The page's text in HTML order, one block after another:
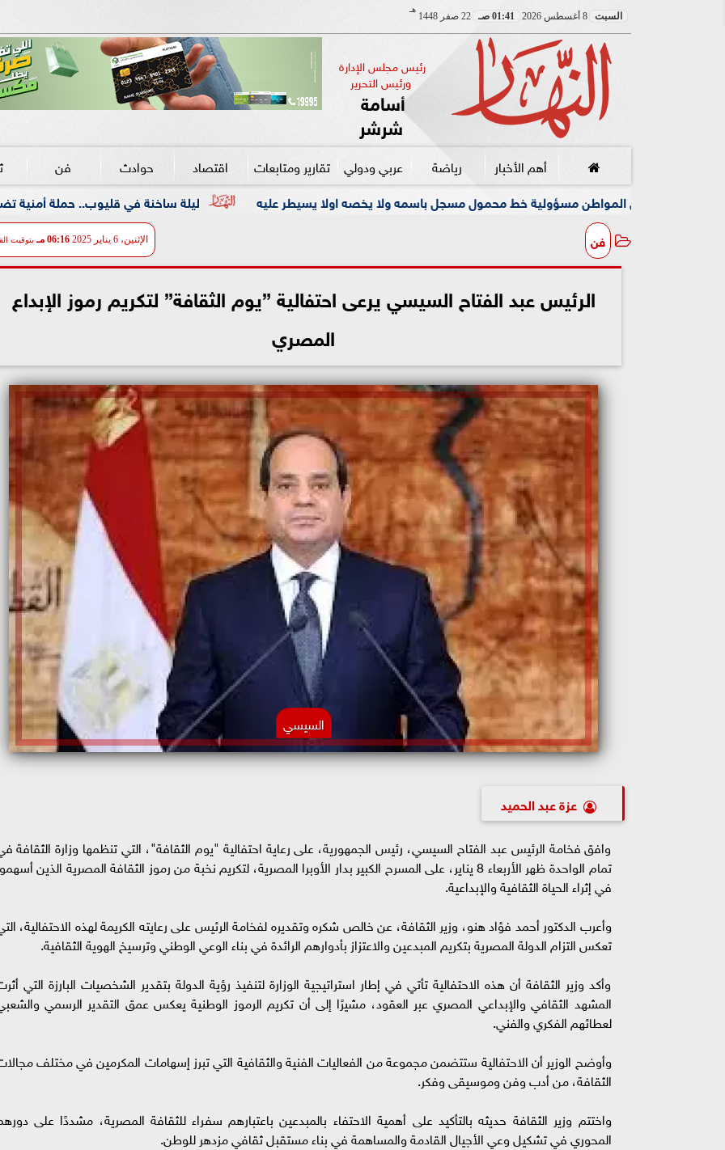
السبت 8 أغسطس 2026 01:41 صـ 22 صفر 1448
هـ
رئيس مجلس الإدارة
ورئيس التحرير
أسامة
شرشر
أهم الأخبار رياضة عربي ودولي تقارير ومتابعات اقتصاد حوادث فن
ليلة ساخنة في قليوب.. حملة أمنية تضرب معاقل الخارجين مسؤولية خط محمول مسجل باسمه ولا يخصه اولا يسيطر عليه
فن الإثنين، 6 يناير 2025 06:16 مـ بتوقيت
الرئيس عبد الفتاح السيسي يرعى احتفالية ”يوم الثقافة” لتكريم رموز الإبداع
المصري
السيسي
عزة عبد الحميد
وافق فخامة الرئيس عبد الفتاح السيسي، رئيس الجمهورية، على رعاية احتفالية "يوم الثقافة"، التي تنظمها وزارة الثقافة
تمام الواحدة ظهر الأربعاء 8 يناير، على المسرح الكبير بدار الأوبرا المصرية، لتكريم نخبة من رموز الثقافة المصرية الذين
في إثراء الحياة الثقافية والإبداعية.
وأعرب الدكتور أحمد فؤاد هنو، وزير الثقافة، عن خالص شكره وتقديره لفخامة الرئيس على رعايته الكريمة لهذه الاحتفالية،
تعكس التزام الدولة المصرية بتكريم المبدعين والاعتزاز بأدوارهم الرائدة في بناء الوعي الوطني وترسيخ الهوية الثقافية.
وأكد وزير الثقافة أن هذه الاحتفالية تأتي في إطار استراتيجية الوزارة لتنفيذ رؤية الدولة بتقدير الشخصيات البارزة التي
المشهد الثقافي والإبداعي المصري عبر العقود، مشيرًا إلى أن تكريم الرموز الوطنية يعكس عمق التقدير الرسمي
لعطائهم الفكري والفني.
وأوضح الوزير أن الاحتفالية ستتضمن مجموعة من الفعاليات الفنية والثقافية التي تبرز إسهامات المكرمين في مختلف
الثقافة، من أدب وفن وموسيقى وفكر.
واختتم وزير الثقافة حديثه بالتأكيد على أهمية الاحتفاء بالمبدعين باعتبارهم سفراء للثقافة المصرية، مشددًا على
المحوري في تشكيل وعي الأجيال القادمة والمساهمة في بناء مستقبل ثقافي مزدهر للوطن.